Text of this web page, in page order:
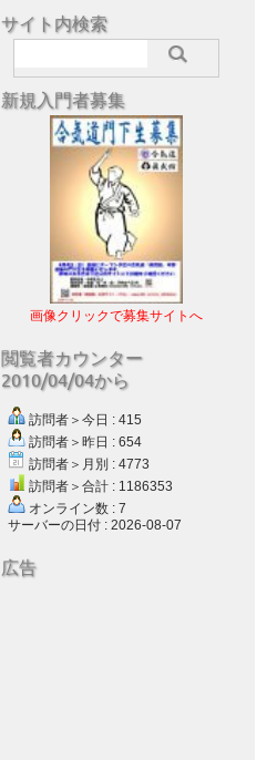
サイト内検索
新規入門者募集
画像クリックで募集サイトへ
閲覧者カウンター
2010/04/04から
訪問者＞今日 : 415
訪問者＞昨日 : 654
訪問者＞月別 : 4773
訪問者＞合計 : 1186353
オンライン数 : 7
サーバーの日付 : 2026-08-07
広告